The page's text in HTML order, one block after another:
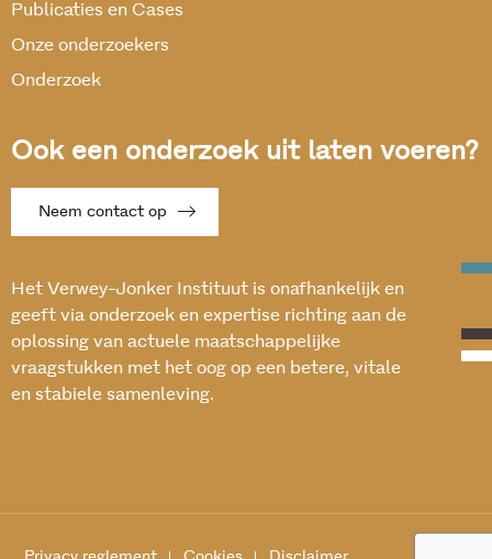
Publicaties en Cases
Onze onderzoekers
Onderzoek
Ook een onderzoek uit laten voeren?
Neem contact op
Het Verwey-Jonker Instituut is onafhankelijk en
geeft via onderzoek en expertise richting aan de
oplossing van actuele maatschappelijke
vraagstukken met het oog op een betere, vitale
en stabiele samenleving.